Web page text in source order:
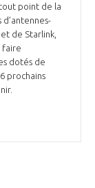
point de la
de Starlink,
faire
dotés de
prochains